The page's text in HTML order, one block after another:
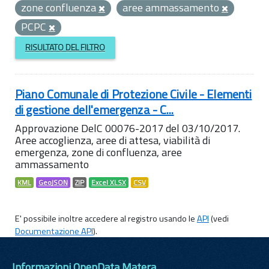
zone confluenza
aree ammassamento
PCPC
RISULTATO DEL FILTRO
Piano Comunale di Protezione Civile - Elementi
di gestione dell'emergenza - C...
Approvazione DelC 00076-2017 del 03/10/2017.
Aree accoglienza, aree di attesa, viabilità di
emergenza, zone di confluenza, aree
ammassamento
KML GeoJSON ZIP Excel XLSX CSV
E' possibile inoltre accedere al registro usando leAPI(vedi
Documentazione API).